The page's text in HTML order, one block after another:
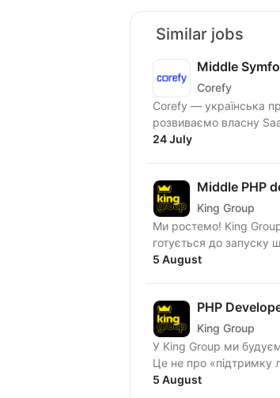
Similar jobs
Middle
Corefy
Corefy — українська
розвиваємо власну
24 July
Middle PHP
King Group
Ми ростемо! King Group за останній рік запустила 5 нових брендів у сфері iGaming і вже
готується до
5 August
PHP
King Group
У King Group ми
Це не про «підтримку
5 August